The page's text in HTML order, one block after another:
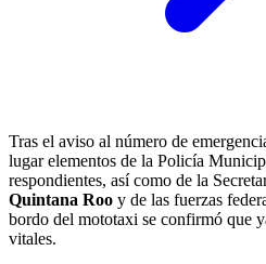
Tras el aviso al número de
lugar elementos de la Policía
respondientes, así como de la
Quintana Roo y de las fuerzas
bordo del mototaxi se confirmó que
vitales.